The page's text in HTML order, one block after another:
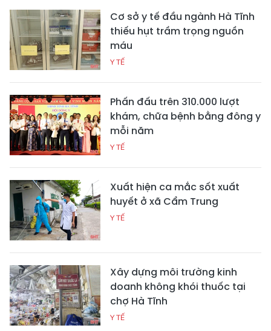
Cơ sở y tế đầu ngành Hà Tĩnh
thiếu hụt trầm trọng nguồn
máu
Y TẾ
Phấn đấu trên 310.000 lượt
khám, chữa bệnh bằng đông y
mỗi năm
Y TẾ
Xuất hiện ca mắc sốt xuất
huyết ở xã Cẩm Trung
Y TẾ
Xây dựng môi trường kinh
doanh không khói thuốc tại
chợ Hà Tĩnh
Y TẾ